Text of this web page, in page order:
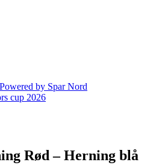
by Spar Nord
cup 2026
Rød – Herning blå